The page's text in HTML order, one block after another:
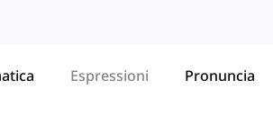
Espressioni Pronuncia